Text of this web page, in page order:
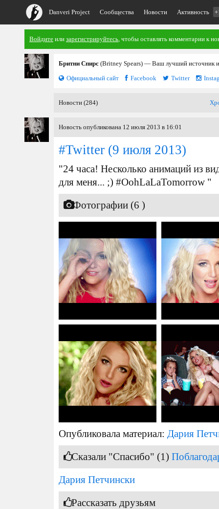
Danveri Project Сообщества Новости Активность
Войдите или зарегистрируйтесь, чтобы оставлять комментарии к
Бритни Спирс (Britney Spears) — Ваш лучший источник
Официальный сайт
Facebook Twitter
Новости (284)
Новость опубликована 12 июля 2013 в 16:01
#Twitter (9 июля 2013)
"24 часа! Несколько анимаций из
для меня... ;) #OohLaLaTomorrow "
Фотографии (6 )
Опубликовала материал: Дария
Сказали "Спасибо" (1)
Дария Петчински
Рассказать друзьям